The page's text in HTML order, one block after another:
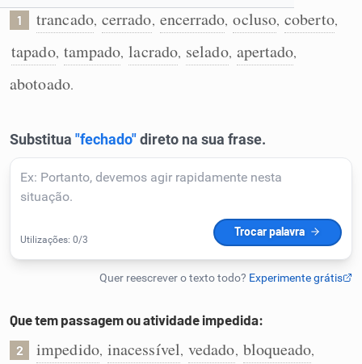
Resumir Texto
Corrigir Texto
Humanizador de IA
Cata-letras
Caça-palavras
1 trancado, cerrado, encerrado, ocluso, coberto,
tapado, tampado, lacrado, selado, apertado,
abotoado.
Que tem passagem ou atividade impedida:
2 impedido, inacessível, vedado, bloqueado,